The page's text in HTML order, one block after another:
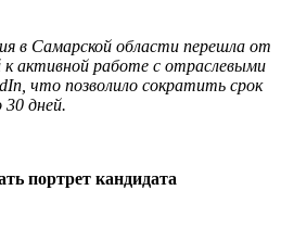
в Самарской области перешла от
к активной работе с отраслевыми
что позволило сократить срок
30 дней.
портрет кандидата